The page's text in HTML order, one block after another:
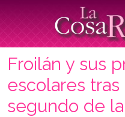
Froilán y sus
escolares
segundo de la